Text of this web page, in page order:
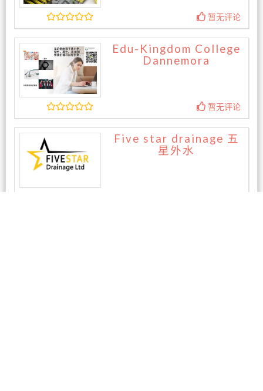
暂无评论
Edu-Kingdom College
Dannemora
暂无评论
Five star drainage 五
星外水